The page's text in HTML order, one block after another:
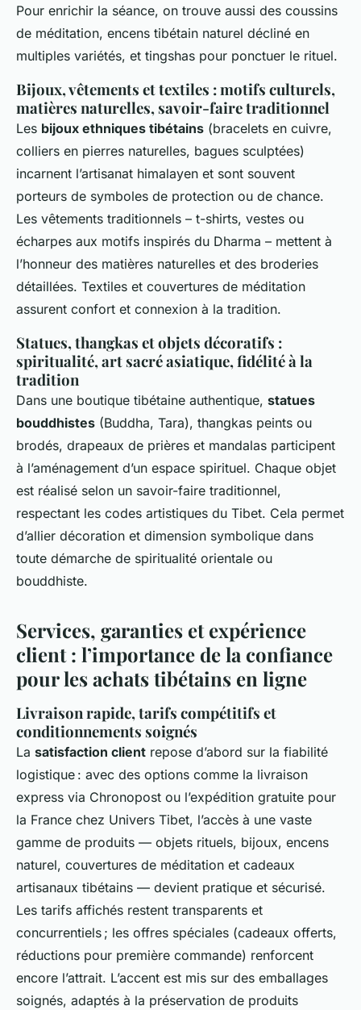
Pour enrichir la séance, on trouve aussi des coussins
de méditation, encens tibétain naturel décliné en
multiples variétés, et tingshas pour ponctuer le rituel.
Bijoux, vêtements et textiles : motifs culturels,
matières naturelles, savoir-faire traditionnel
Les bijoux ethniques tibétains (bracelets en cuivre,
colliers en pierres naturelles, bagues sculptées)
incarnent l’artisanat himalayen et sont souvent
porteurs de symboles de protection ou de chance.
Les vêtements traditionnels – t-shirts, vestes ou
écharpes aux motifs inspirés du Dharma – mettent à
l’honneur des matières naturelles et des broderies
détaillées. Textiles et couvertures de méditation
assurent confort et connexion à la tradition.
Statues, thangkas et objets décoratifs :
spiritualité, art sacré asiatique, fidélité à la
tradition
Dans une boutique tibétaine authentique, statues
bouddhistes (Buddha, Tara), thangkas peints ou
brodés, drapeaux de prières et mandalas participent
à l’aménagement d’un espace spirituel. Chaque objet
est réalisé selon un savoir-faire traditionnel,
respectant les codes artistiques du Tibet. Cela permet
d’allier décoration et dimension symbolique dans
toute démarche de spiritualité orientale ou
bouddhiste.
Services, garanties et expérience
client : l’importance de la confiance
pour les achats tibétains en ligne
Livraison rapide, tarifs compétitifs et
conditionnements soignés
La satisfaction client repose d’abord sur la fiabilité
logistique : avec des options comme la livraison
express via Chronopost ou l’expédition gratuite pour
la France chez Univers Tibet, l’accès à une vaste
gamme de produits — objets rituels, bijoux, encens
naturel, couvertures de méditation et cadeaux
artisanaux tibétains — devient pratique et sécurisé.
Les tarifs affichés restent transparents et
concurrentiels ; les offres spéciales (cadeaux offerts,
réductions pour première commande) renforcent
encore l’attrait. L’accent est mis sur des emballages
soignés, adaptés à la préservation de produits